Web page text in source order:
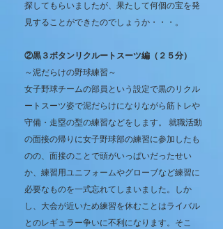
探してもらいましたが、果たして何個の宝を発
見することができたのでしょうか・・・。
②黒３ボタンリクルートスーツ編（２５分）
～泥だらけの野球練習～
女子野球チームの部員という設定で黒のリクル
ートスーツ姿で泥だらけになりながら筋トレや
守備・走塁の型の練習などをします。 就職活動
の面接の帰りに女子野球部の練習に参加したも
のの、面接のことで頭がいっぱいだったせい
か、練習用ユニフォームやグローブなど練習に
必要なものを一式忘れてしまいました。しか
し、大会が近いため練習を休むことはライバル
とのレギュラー争いに不利になります。そこ